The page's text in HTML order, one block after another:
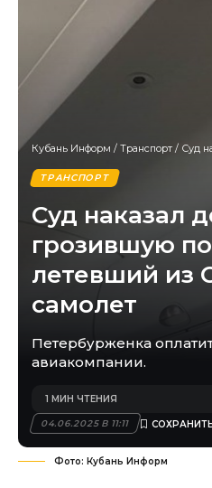
Кубань Информ / Транспорт / Суд
ТРАНСПОРТ
Суд наказал
грозившую
летевший из
самолет
Петербурженка
авиакомпании.
04.06.2025 В 11:11
1 МИН ЧТЕНИЯ
Фото: Кубань Информ